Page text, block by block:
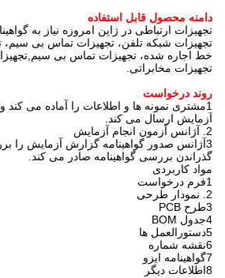
دامنه محصول قابل استفاده
خط اجاره شده، تجهیزات تماس بی
تجهیزات مخابراتی.
روند درخواست
1مشتری نمونه ها و اطلاعات را آماده می
آزمایش ارسال می کند.
2. آژانس آزمون انجام آزمایش
3آژانس صدور گواهینامه گزارش آزمایش را
گذراندن بررسی گواهینامه صادر می کند.
مواد کاربردی
1فرم درخواست
2. نمودار طرحی
3طرح PCB
4جدول BOM
5دستورالعمل ها
6نقشه شماره
7گواهینامه ایزو
8اطلاعات دیگر